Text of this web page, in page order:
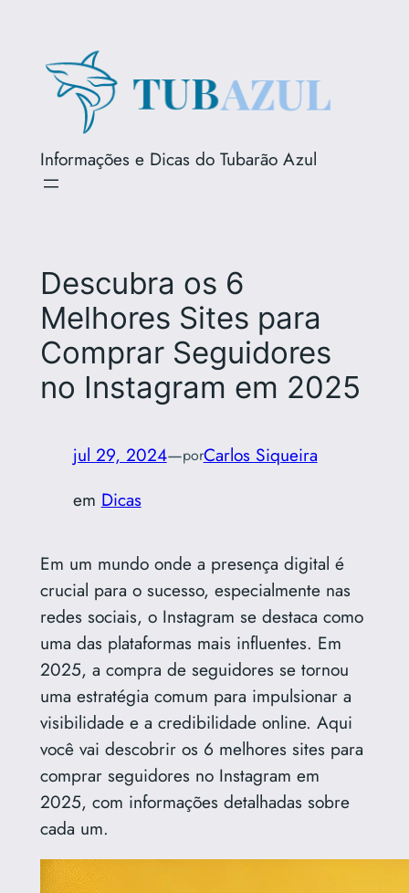
conteúdo
Informações e Dicas do Tubarão Azul
Descubra os 6
Melhores Sites para
Comprar Seguidores
no Instagram em 2025
jul 29, 2024—porCarlos Siqueira
em Dicas
Em um mundo onde a presença digital é
crucial para o sucesso, especialmente nas
redes sociais, o Instagram se destaca como
uma das plataformas mais influentes. Em
2025, a compra de seguidores se tornou
uma estratégia comum para impulsionar a
visibilidade e a credibilidade online. Aqui
você vai descobrir os 6 melhores sites para
comprar seguidores no Instagram em
2025, com informações detalhadas sobre
cada um.